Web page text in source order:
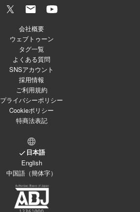
会社概要
ウェブトゥーン
タグ一覧
よくある質問
SNSアカウント
採用情報
ご利用規約
プライバシーポリシー
Cookieポリシー
特商法表記
日本語
English
中国語（簡体字）